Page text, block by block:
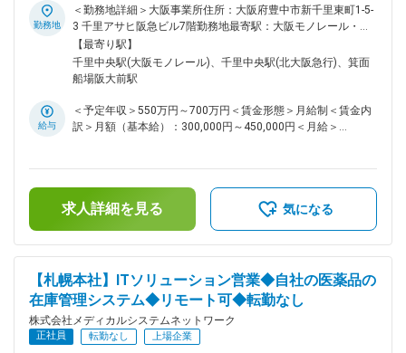
かな医療・サービスの提供を行っております。 調剤薬局事業
では全国472店舗を展開、医薬品ネットワーク加盟件数は47都
道府県で約11,678件（2025年11月末）を全国各地で事業を展
開しています。 変更の範囲：会社の定める業務
業を展開する当社にて、クラウドエンジニアとしてご活躍いた
だける方を募集いたします。 ■業務内容 流通システム部に
て、クラウドエンジニアとしてAWSを中心としたクラウドイ
ンフラの設計・構築・運用保守をお任せします。また、AWS
でのセキュリティ環境構築のリードも担っていただく予定で
ビス高度化に伴い、今後さらなる強化を予定。事業成長を支え
る重要なポジションとして、裁量を持って技術選定や改善提案
技術への挑戦を後押しする風土があり、「やりたい」と手を挙
げればチャレンジできる環境です。 ■組織構成 システム本部
は59名で構成されており、年齢も20代～50代まで幅広く在籍
ムを牽引するマネジメントへのステップアップも可能です。 ■
働きやすい環境 残業は月平均15時間程度なので、ワークライ
フバランスを重視することができます。リモートワークも業務
に応じて可能ですので、効率のいい働き方も実現可能です。
産休・育休取得後の復帰率も約98％など、高い定着率が特徴
で、長期的な就業が可能です。 ■当社の特徴 医薬品ネットワ
勤務地
＜勤務地詳細＞大阪事業所住所：大阪府豊中市新千里東町1-5-
3 千里アサヒ阪急ビル7階勤務地最寄駅：大阪モノレール・北
大阪急行線線／千里中央駅受動喫煙対策：屋内全面禁煙変更の
範囲：会社の定める事業所（リモートワーク含む）
【最寄り駅】
千里中央駅(大阪モノレール)、千里中央駅(北大阪急行)、箕面
船場阪大前駅
給与
＜予定年収＞550万円～700万円＜賃金形態＞月給制＜賃金内
訳＞月額（基本給）：300,000円～450,000円＜月給＞
支給）賃金はあくまでも目安の金額であり、選考を通じて上下
する可能性があります。月給(月額)は固定手当を含めた表記で
求人詳細を見る 気になる
【札幌本社】ITソリューション営業◆自社の医薬品の
在庫管理システム◆リモート可◆転勤なし
株式会社メディカルシステムネットワーク
正社員 転勤なし 上場企業